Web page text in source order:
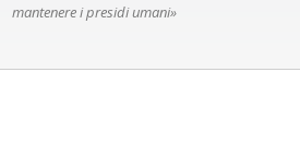
mantenere i presidi umani»